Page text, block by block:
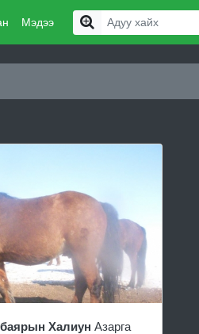
Мэдээ
Халиун Азарга